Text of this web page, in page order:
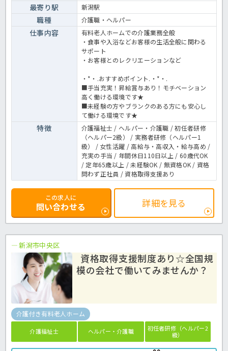
最寄り駅 新潟駅
職種 介護職・ヘルパー
仕事内容
有料老人ホームでの介護業務全般
・食事や入浴などお客様の生活全般に関わる
サポート
・お客様とのレクリエーションなど
・*・.おすすめポイント.・*・.
■手当充実！昇給賞与あり！モチベーション
高く働ける環境です★
■未経験の方やブランクのある方にも安心し
て働ける環境です★
特徴
介護福祉士 / ヘルパー・介護職 / 初任者研修
（ヘルパー2級） / 実務者研修（ヘルパー1
級） / 女性活躍 / 高給与・高収入・給与高め /
充実の手当 / 年間休日110日以上 / 60歳代OK
/ 定年65歳以上 / 未経験OK / 無資格OK / 資格
問わず正社員 / 資格取得支援あり
この求人に
問い合わせる 詳細を見る
新潟市中央区
資格取得支援制度あり☆全国規
模の会社で働いてみませんか？
介護付き有料老人ホーム
介護福祉士 ヘルパー・介護職
初任者研修（ヘルパー2
級）